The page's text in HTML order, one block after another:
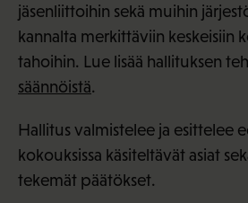
jäsenliittoihin sekä muihin
kannalta merkittäviin keskeisiin
tahoihin. Lue lisää hallituksen
säännöistä.
Hallitus valmistelee ja esittelee
kokouksissa käsiteltävät asiat
tekemät päätökset.